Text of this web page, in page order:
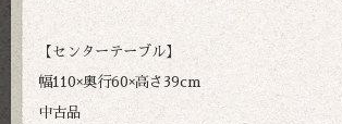
【センターテーブル】
幅110×奥行60×高さ39cm
中古品